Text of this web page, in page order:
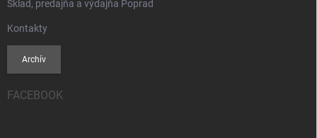
Sklad, predajňa a výdajňa Poprad
Kontakty
Archív
FACEBOOK